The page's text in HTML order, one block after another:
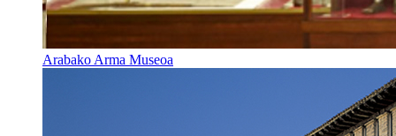
Arabako Arma Museoa